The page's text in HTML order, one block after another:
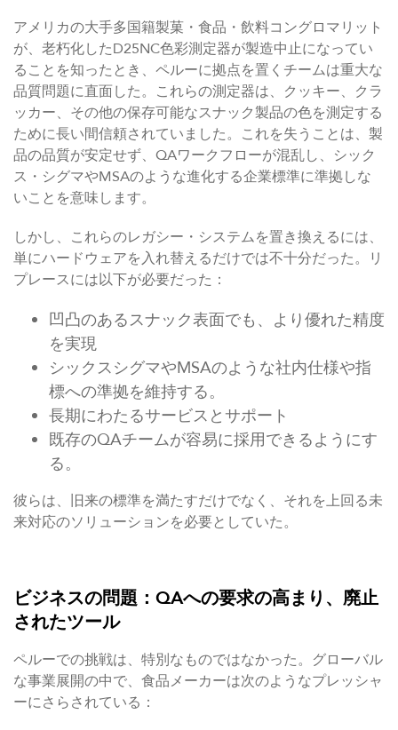
アメリカの大手多国籍製菓・食品・飲料コングロマリット
が、老朽化したD25NC色彩測定器が製造中止になってい
ることを知ったとき、ペルーに拠点を置くチームは重大な
品質問題に直面した。これらの測定器は、クッキー、クラ
ッカー、その他の保存可能なスナック製品の色を測定する
ために長い間信頼されていました。これを失うことは、製
品の品質が安定せず、QAワークフローが混乱し、シック
ス・シグマやMSAのような進化する企業標準に準拠しな
いことを意味します。
しかし、これらのレガシー・システムを置き換えるには、
単にハードウェアを入れ替えるだけでは不十分だった。リ
プレースには以下が必要だった：
凹凸のあるスナック表面でも、より優れた精度
を実現
シックスシグマやMSAのような社内仕様や指
標への準拠を維持する。
長期にわたるサービスとサポート
既存のQAチームが容易に採用できるようにす
る。
彼らは、旧来の標準を満たすだけでなく、それを上回る未
来対応のソリューションを必要としていた。
ビジネスの問題：QAへの要求の高まり、廃止
されたツール
ペルーでの挑戦は、特別なものではなかった。グローバル
な事業展開の中で、食品メーカーは次のようなプレッシャ
ーにさらされている：